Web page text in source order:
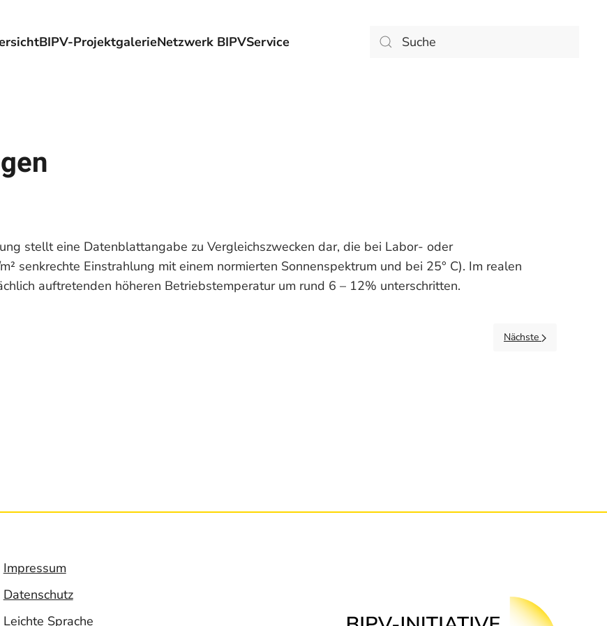
BIPV-ProjektgalerieNetzwerk BIPVService
stellt eine Datenblattangabe zu Vergleichszwecken dar, die bei Labor- oder
senkrechte Einstrahlung mit einem normierten Sonnenspektrum und bei 25° C). Im realen
auftretenden höheren Betriebstemperatur um rund 6 – 12% unterschritten.
Nächste
Impressum
Datenschutz
Leichte Sprache